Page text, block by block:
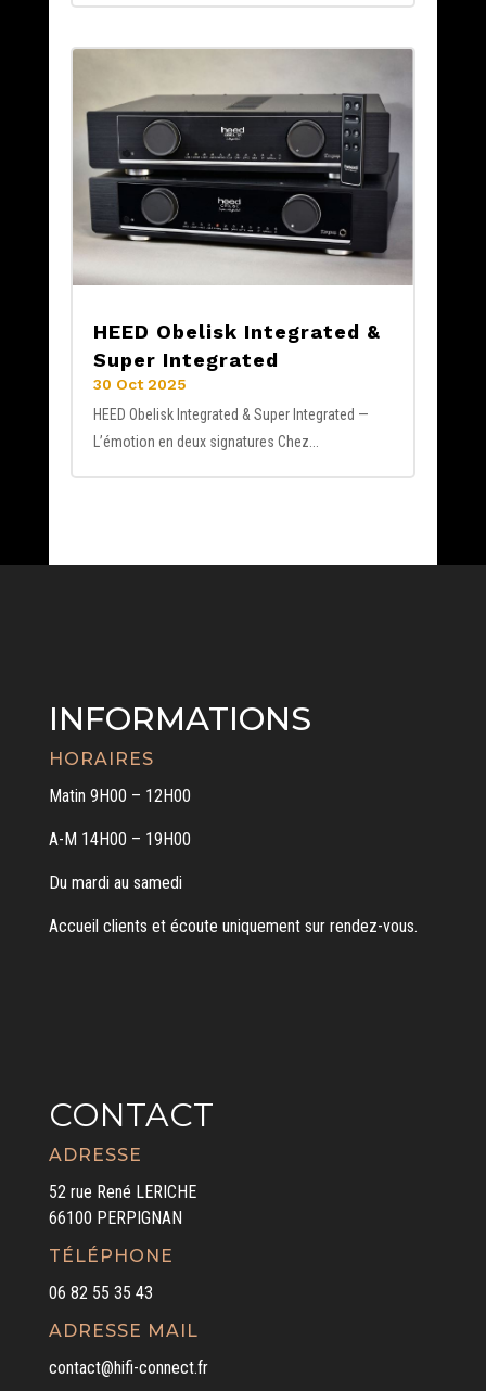
HEED Obelisk Integrated &
Super Integrated
30 Oct 2025
HEED Obelisk Integrated & Super Integrated —
L’émotion en deux signatures Chez...
INFORMATIONS
HORAIRES
Matin 9H00 – 12H00
A-M 14H00 – 19H00
Du mardi au samedi
Accueil clients et écoute uniquement sur rendez-vous.
CONTACT
ADRESSE
52 rue René LERICHE
66100 PERPIGNAN
TÉLÉPHONE
06 82 55 35 43
ADRESSE MAIL
contact@hifi-connect.fr